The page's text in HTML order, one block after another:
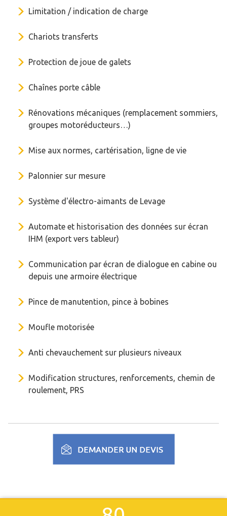
Limitation / indication de charge
Chariots transferts
Protection de joue de galets
Chaînes porte câble
Rénovations mécaniques (remplacement sommiers,
groupes motoréducteurs…)
Mise aux normes, cartérisation, ligne de vie
Palonnier sur mesure
Système d'électro-aimants de Levage
Automate et historisation des données sur écran
IHM (export vers tableur)
Communication par écran de dialogue en cabine ou
depuis une armoire électrique
Pince de manutention, pince à bobines
Moufle motorisée
Anti chevauchement sur plusieurs niveaux
Modification structures, renforcements, chemin de
roulement, PRS